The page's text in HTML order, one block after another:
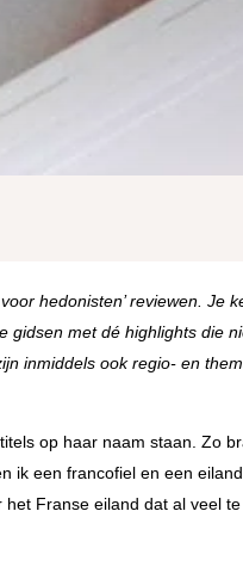
hedonisten’ reviewen. Je
gidsen met dé highlights die
inmiddels ook regio- en
op haar naam staan. Zo
ik een francofiel en een
het Franse eiland dat al veel